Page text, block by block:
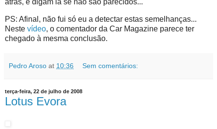
PS: Afinal, não fui só eu a detectar estas semelhanças...
Neste vídeo, o comentador da Car Magazine parece ter
chegado à mesma conclusão.
Pedro Aroso at 10:36 Sem comentários:
terça-feira, 22 de julho de 2008
Lotus Evora